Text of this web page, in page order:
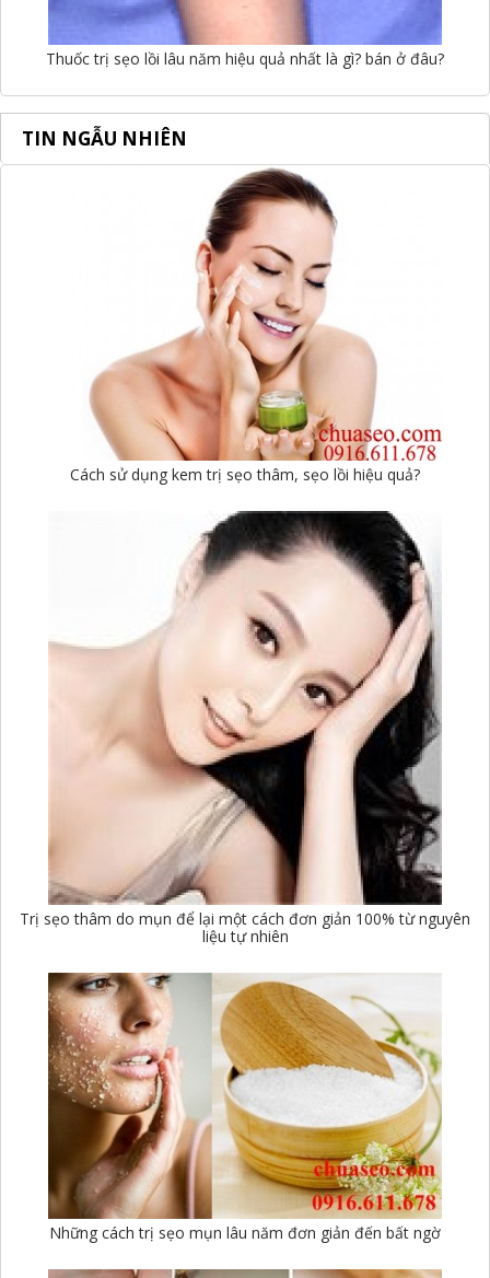
Thuốc trị sẹo lồi lâu năm hiệu quả nhất là gì? bán ở đâu?
TIN NGẪU NHIÊN
Cách sử dụng kem trị sẹo thâm, sẹo lồi hiệu quả?
Trị sẹo thâm do mụn để lại một cách đơn giản 100% từ nguyên
liệu tự nhiên
Những cách trị sẹo mụn lâu năm đơn giản đến bất ngờ